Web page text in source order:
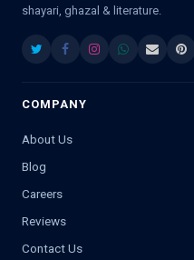
shayari, ghazal & literature.
COMPANY
About Us
Blog
Careers
Reviews
Contact Us